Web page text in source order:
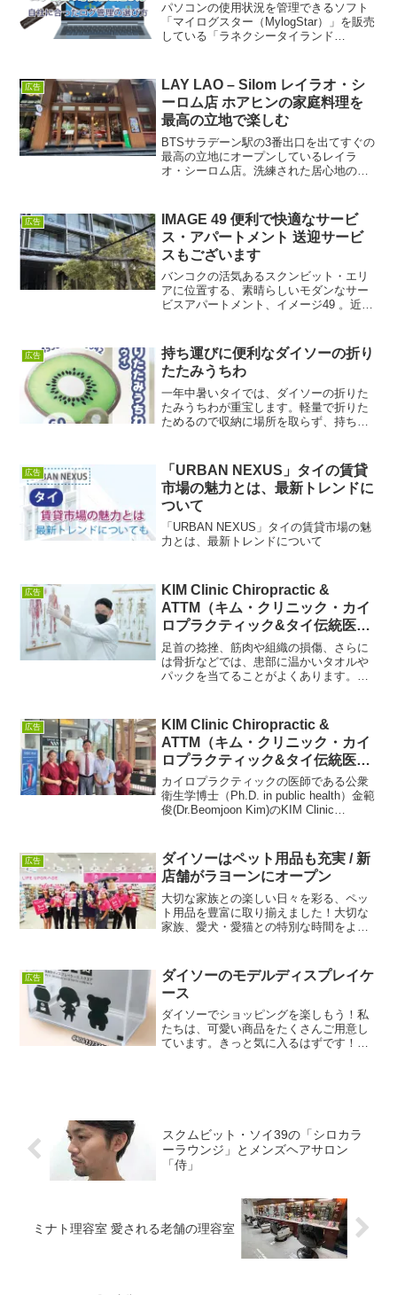
パソコンの使用状況を管理できるソフト
「マイログスター（MylogStar）」を販売
している「ラネクシータイランド
視）サービス】を選ぶか、その方法を紹
介します...
広告
LAY LAO – Silom レイラオ・シ
ーロム店 ホアヒンの家庭料理を
最高の立地で楽しむ
BTSサラデーン駅の3番出口を出てすぐの
最高の立地にオープンしているレイラ
オ・シーロム店。洗練された居心地の良
の豊かな食の伝統を受け継ぎ、思いを込
め丁寧に作り上げた一品...
広告
IMAGE 49 便利で快適なサービ
ス・アパートメント 送迎サービ
スもございます
バンコクの活気あるスクンビット・エリ
アに位置する、素晴らしいモダンなサー
ビスアパートメント、イメージ49 。近く
サービスが充実しています。日本語でも
対応してくれるサミテ...
広告
持ち運びに便利なダイソーの折り
たたみうちわ
一年中暑いタイでは、ダイソーの折りた
たみうちわが重宝します。軽量で折りた
ためるので収納に場所を取らず、持ち運
す。お財布に優しい価格で、ダイソー各
店でご購入いただけます。...
広告
「URBAN NEXUS」タイの賃貸
市場の魅力とは、最新トレンドに
ついて
「URBAN NEXUS」タイの賃貸市場の魅
力とは、最新トレンドについて
広告
KIM Clinic Chiropractic &
ATTM（キム・クリニック・カイ
ロプラクティック&タイ伝統医学
応用医療）アイスパックの驚くべ
き効果
足首の捻挫、筋肉や組織の損傷、さらに
は骨折などでは、患部に温かいタオルや
パックを当てることがよくあります。こ
い浮腫を引き起こします。さらに、損傷
した組織にかかる圧力は周...
広告
KIM Clinic Chiropractic &
ATTM（キム・クリニック・カイ
ロプラクティック&タイ伝統医学
応用医療）薬や手術なしで痛みを
和らげます
カイロプラクティックの医師である公衆
衛生学博士（Ph.D. in public health）金範
俊(Dr.Beomjoon Kim)のKIM Clinic
広告
ダイソーはペット用品も充実 / 新
店舗がラヨーンにオープン
大切な家族との楽しい日々を彩る、ペッ
ト用品を豊富に取り揃えました！大切な
家族、愛犬・愛猫との特別な時間をより
洋服など当店はたくさんのペット用品を
取り扱っております。この...
広告
ダイソーのモデルディスプレイケ
ース
ダイソーでショッピングを楽しもう！私
たちは、可愛い商品をたくさんご用意し
ています。きっと気に入るはずです！動
スクムビット・ソイ39の「シロカラ
ーラウンジ」とメンズヘアサロン
「侍」
ミナト理容室 愛される老舗の理容室